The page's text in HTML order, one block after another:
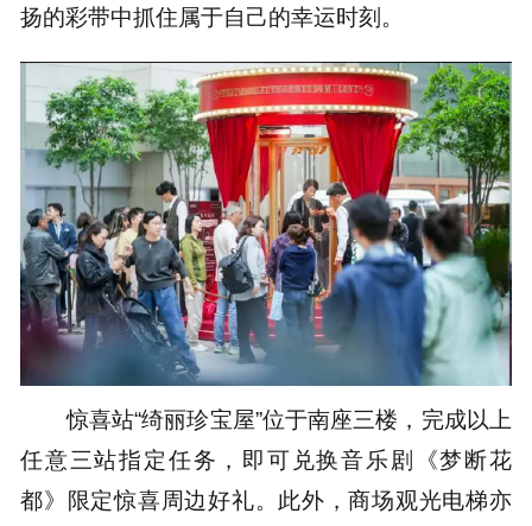
扬的彩带中抓住属于自己的幸运时刻。
惊喜站“绮丽珍宝屋”位于南座三楼，完成以上
任意三站指定任务，即可兑换音乐剧《梦断花
都》限定惊喜周边好礼。此外，商场观光电梯亦